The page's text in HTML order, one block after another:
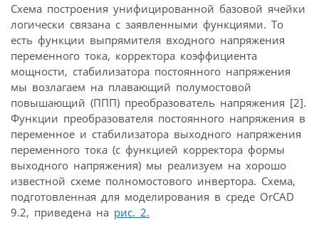
Схема построения унифицированной базовой ячейки
логически связана с заявленными функциями. То
есть функции выпрямителя входного напряжения
переменного тока, корректора коэффициента
мощности, стабилизатора постоянного напряжения
мы возлагаем на плавающий полумостовой
повышающий (ППП) преобразователь напряжения [2].
Функции преобразователя постоянного напряжения в
переменное и стабилизатора выходного напряжения
переменного тока (с функцией корректора формы
выходного напряжения) мы реализуем на хорошо
известной схеме полномостового инвертора. Схема,
подготовленная для моделирования в среде OrCAD
9.2, приведена на рис. 2.